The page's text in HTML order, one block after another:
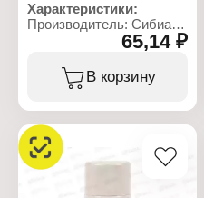
Характеристики:
Производитель: Сибиар
Бренд: Gold wind
Тип товара: Освежитель
воздуха
Название: "Green apple"
Состав: вода,
углеводородный
пропеллент 15-30%,
<5%, консерванты
65,14 ₽
В корзину